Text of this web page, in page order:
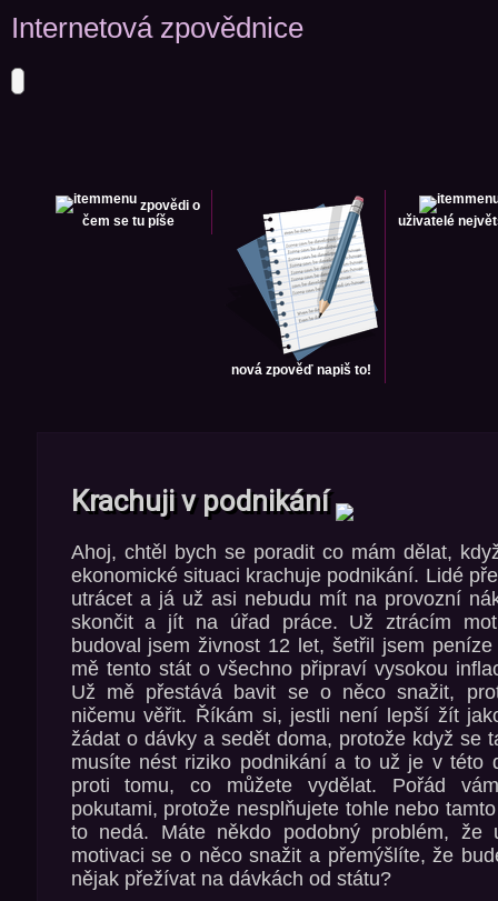
Internetová zpovědnice
zpovědi o
čem se tu píše
nová zpověď napiš to!
uživatelé
Krachuji v podnikání
Ahoj, chtěl bych se poradit co mám dělat,
ekonomické situaci krachuje podnikání. Lidé
utrácet a já už asi nebudu mít na provozní
skončit a jít na úřad práce. Už ztrácím
budoval jsem živnost 12 let, šetřil jsem
mě tento stát o všechno připraví vysokou
Už mě přestává bavit se o něco snažit,
ničemu věřit. Říkám si, jestli není lepší žít
žádat o dávky a sedět doma, protože když se
musíte nést riziko podnikání a to už je v této
proti tomu, co můžete vydělat. Pořád
pokutami, protože nesplňujete tohle nebo
to nedá. Máte někdo podobný problém, že
motivaci se o něco snažit a přemýšlíte, že
nějak přežívat na dávkách od státu?